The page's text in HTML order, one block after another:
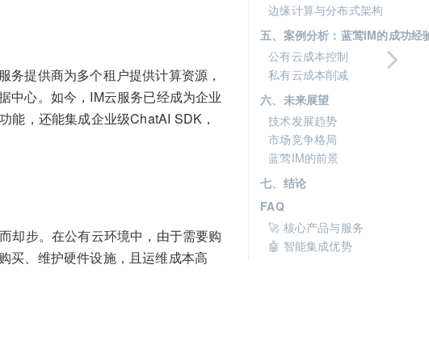
提供商为多个租户提供计算资源，
中心。如今，IM云服务已经成为企业
能，还能集成企业级ChatAI SDK，
却步。在公有云环境中，由于需要购
买、维护硬件设施，且运维成本高
边缘计算与分布式架构
五、案例分析：蓝莺IM的成功经
公有云成本控制
私有云成本削减
六、未来展望
技术发展趋势
市场竞争格局
蓝莺IM的前景
七、结论
FAQ
🚀 核心产品与服务
🤖 智能集成优势